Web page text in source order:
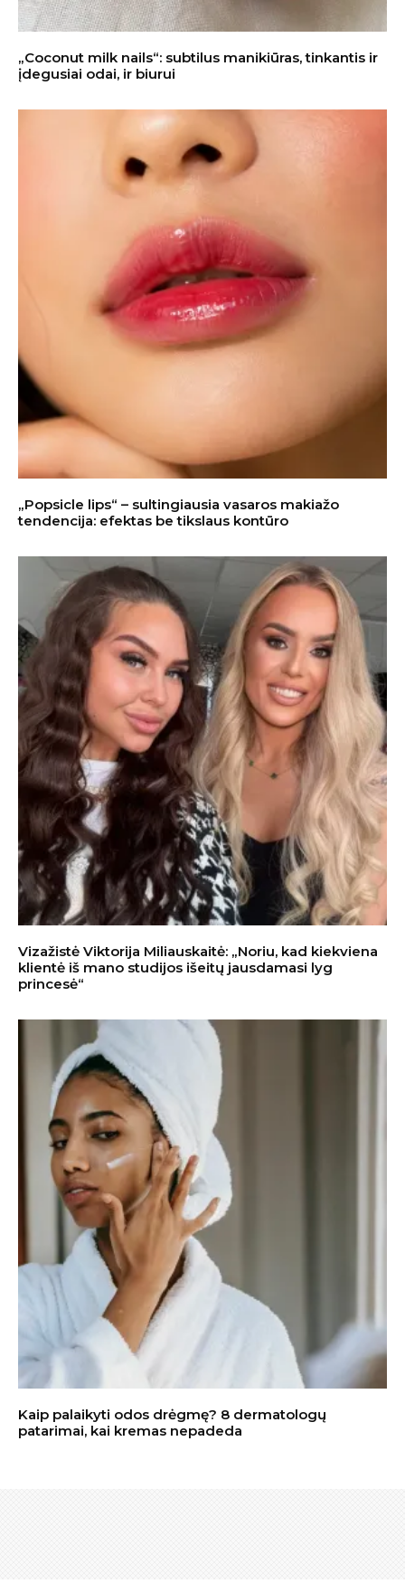
„Coconut milk nails“: subtilus manikiūras, tinkantis ir
įdegusiai odai, ir biurui
„Popsicle lips“ – sultingiausia vasaros makiažo
tendencija: efektas be tikslaus kontūro
Vizažistė Viktorija Miliauskaitė: „Noriu, kad kiekviena
klientė iš mano studijos išeitų jausdamasi lyg
princesė“
Kaip palaikyti odos drėgmę? 8 dermatologų
patarimai, kai kremas nepadeda